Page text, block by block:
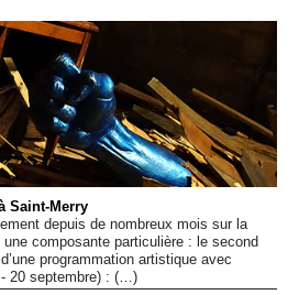
Regarder
Dossiers
Événements
Sacré
Saint-Merry
depuis de nombreux mois sur la
composante particulière : le second
programmation artistique avec
- 20 septembre) : (…)